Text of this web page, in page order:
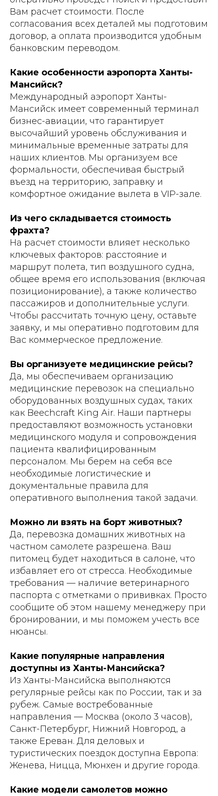
Вам расчет стоимости. После
согласования всех деталей мы подготовим
договор, а оплата производится удобным
банковским переводом.
Какие особенности аэропорта Ханты-
Мансийск?
Международный аэропорт Ханты-
Мансийск имеет современный терминал
бизнес-авиации, что гарантирует
высочайший уровень обслуживания и
минимальные временные затраты для
наших клиентов. Мы организуем все
формальности, обеспечивая быстрый
въезд на территорию, заправку и
комфортное ожидание вылета в VIP-зале.
Из чего складывается стоимость
фрахта?
На расчет стоимости влияет несколько
ключевых факторов: расстояние и
маршрут полета, тип воздушного судна,
общее время его использования (включая
позиционирование), а также количество
пассажиров и дополнительные услуги.
Чтобы рассчитать точную цену, оставьте
заявку, и мы оперативно подготовим для
Вас коммерческое предложение.
Вы организуете медицинские рейсы?
Да, мы обеспечиваем организацию
медицинские перевозок на специально
оборудованных воздушных судах, таких
как Beechcraft King Air. Наши партнеры
предоставляют возможность установки
медицинского модуля и сопровождения
пациента квалифицированным
персоналом. Мы берем на себя все
необходимые логистические и
документальные правила для
оперативного выполнения такой задачи.
Можно ли взять на борт животных?
Да, перевозка домашних животных на
частном самолете разрешена. Ваш
питомец будет находиться в салоне, что
избавляет его от стресса. Необходимые
требования — наличие ветеринарного
паспорта с отметками о прививках. Просто
сообщите об этом нашему менеджеру при
бронировании, и мы поможем учесть все
нюансы.
Какие популярные направления
доступны из Ханты-Мансийска?
Из Ханты-Мансийска выполняются
регулярные рейсы как по России, так и за
рубеж. Самые востребованные
направления — Москва (около 3 часов),
Санкт-Петербург, Нижний Новгород, а
также Ереван. Для деловых и
туристических поездок доступна Европа:
Женева, Ницца, Мюнхен и другие города.
Какие модели самолетов можно